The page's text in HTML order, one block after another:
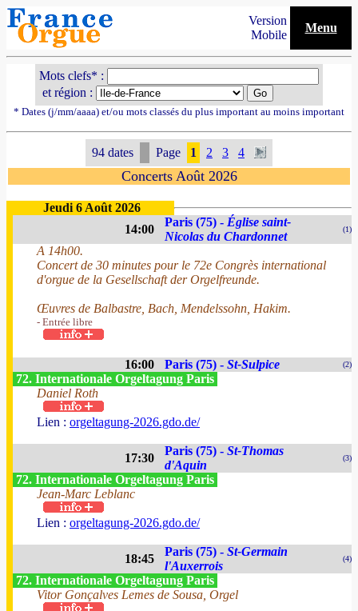
Version
Mobile
Menu
Mots clefs* :
et région :
* Dates (j/mm/aaaa) et/ou mots classés du plus important au moins important
94 dates Page 1 2 3 4
Concerts Août 2026
Jeudi 6 Août 2026
14:00
Paris (75) - Église saint-
Nicolas du Chardonnet
(1)
A 14h00.
Concert de 30 minutes pour le 72e Congrès international
d'orgue de la Gesellschaft der Orgelfreunde.
Œuvres de Balbastre, Bach, Mendelssohn, Hakim.
- Entrée libre
16:00 Paris (75) - St-Sulpice (2)
72. Internationale Orgeltagung Paris
Daniel Roth
Lien : orgeltagung-2026.gdo.de/
17:30
Paris (75) - St-Thomas
d'Aquin
(3)
72. Internationale Orgeltagung Paris
Jean-Marc Leblanc
Lien : orgeltagung-2026.gdo.de/
18:45
Paris (75) - St-Germain
l'Auxerrois
(4)
72. Internationale Orgeltagung Paris
Vitor Gonçalves Lemes de Sousa, Orgel